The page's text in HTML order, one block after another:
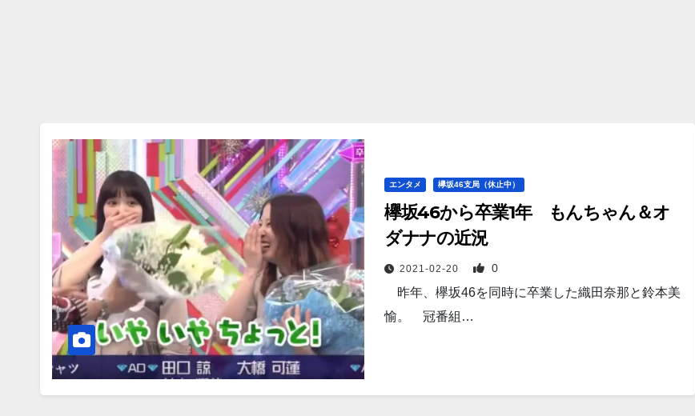
エンタメ 欅坂46支局（休止中）
欅坂46から卒業1年 もんちゃん＆オ
ダナナの近況
2021-02-20 0
昨年、欅坂46を同時に卒業した織田奈那と鈴本美
愉。 冠番組…